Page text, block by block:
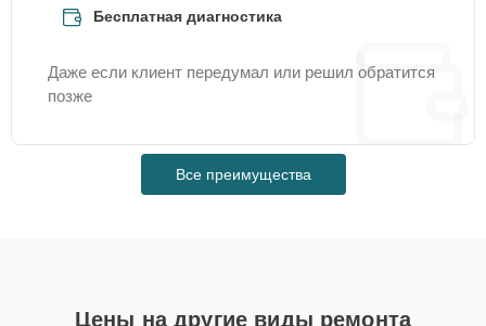
Бесплатная диагностика
Даже если клиент передумал или решил обратится
позже
Все преимущества
Цены на другие виды ремонта